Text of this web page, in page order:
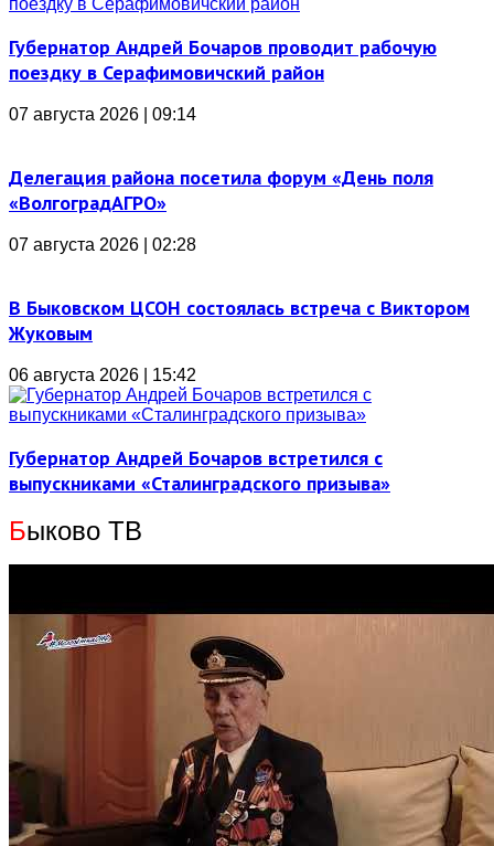
Губернатор Андрей Бочаров проводит рабочую
поездку в Серафимовичский район
07 августа 2026 | 09:14
Делегация района посетила форум «День поля
«ВолгоградАГРО»
07 августа 2026 | 02:28
В Быковском ЦСОН состоялась встреча с Виктором
Жуковым
06 августа 2026 | 15:42
Губернатор Андрей Бочаров встретился с
выпускниками «Сталинградского призыва»
Быково ТВ